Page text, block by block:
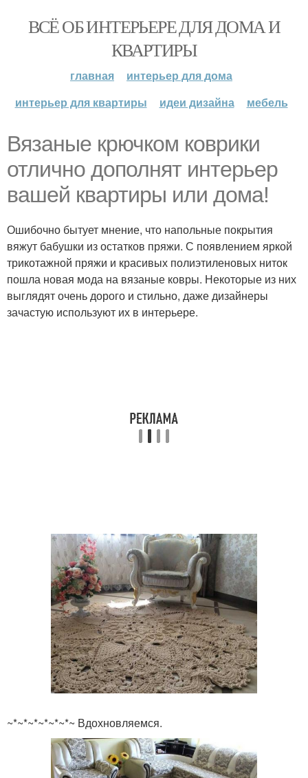
ВСЁ ОБ ИНТЕРЬЕРЕ ДЛЯ ДОМА И
КВАРТИРЫ
главная
интерьер для дома
интерьер для квартиры
идеи дизайна мебель
Вязаные крючком коврики
отлично дополнят интерьер
вашей квартиры или дома!
Ошибочно бытует мнение, что напольные покрытия
вяжут бабушки из остатков пряжи. С появлением яркой
трикотажной пряжи и красивых полиэтиленовых ниток
пошла новая мода на вязаные ковры. Некоторые из них
выглядят очень дорого и стильно, даже дизайнеры
зачастую используют их в интерьере.
~*~*~*~*~*~*~ Вдохновляемся.